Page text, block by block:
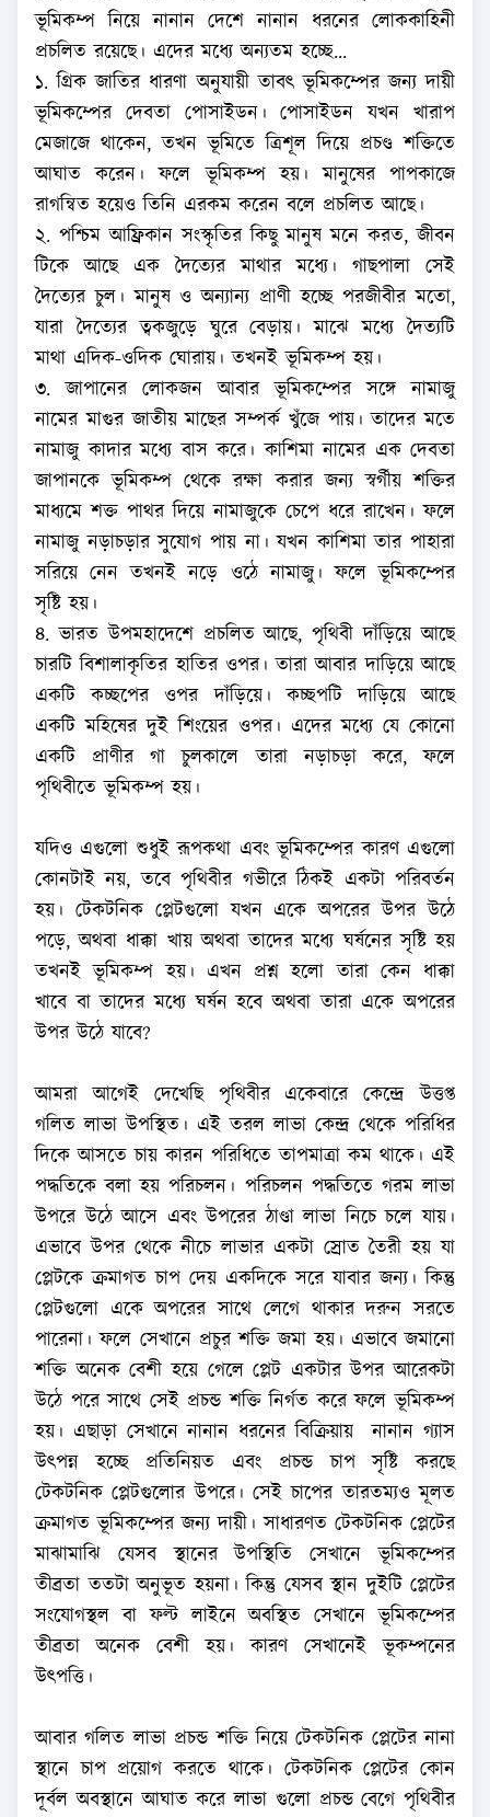
ভূমিকম্প নিয়ে নানান দেশে নানান ধরনের লোককাহিনী
প্রচলিত রয়েছে। এদের মধ্যে অন্যতম হচ্ছে...
১. গ্রিক জাতির ধারণা অনুযায়ী তাবৎ ভূমিকম্পের জন্য দায়ী
ভূমিকম্পের দেবতা পোসাইডন। পোসাইডন যখন খারাপ
মেজাজে থাকেন, তখন ভূমিতে ত্রিশূল দিয়ে প্রচণ্ড শক্তিতে
আঘাত করেন। ফলে ভূমিকম্প হয়। মানুষের পাপকাজে
রাগন্বিত হয়েও তিনি এরকম করেন বলে প্রচলিত আছে।
২. পশ্চিম আফ্রিকান সংস্কৃতির কিছু মানুষ মনে করত, জীবন
টিকে আছে এক দৈত্যের মাথার মধ্যে। গাছপালা সেই
দৈত্যের চুল। মানুষ ও অন্যান্য প্রাণী হচ্ছে পরজীবীর মতো,
যারা দৈত্যের ত্বকজুড়ে ঘুরে বেড়ায়। মাঝে মধ্যে দৈত্যটি
মাথা এদিক-ওদিক ঘোরায়। তখনই ভূমিকম্প হয়।
৩. জাপানের লোকজন আবার ভূমিকম্পের সঙ্গে নামাজু
নামের মাগুর জাতীয় মাছের সম্পর্ক খুঁজে পায়। তাদের মতে
নামাজু কাদার মধ্যে বাস করে। কাশিমা নামের এক দেবতা
জাপানকে ভূমিকম্প থেকে রক্ষা করার জন্য স্বর্গীয় শক্তির
মাধ্যমে শক্ত পাথর দিয়ে নামাজুকে চেপে ধরে রাখেন। ফলে
নামাজু নড়াচড়ার সুযোগ পায় না। যখন কাশিমা তার পাহারা
সরিয়ে নেন তখনই নড়ে ওঠে নামাজু। ফলে ভূমিকম্পের
সৃষ্টি হয়।
৪. ভারত উপমহাদেশে প্রচলিত আছে, পৃথিবী দাঁড়িয়ে আছে
চারটি বিশালাকৃতির হাতির ওপর। তারা আবার দাড়িয়ে আছে
একটি কচ্ছপের ওপর দাঁড়িয়ে। কচ্ছপটি দাড়িয়ে আছে
একটি মহিষের দুই শিংয়ের ওপর। এদের মধ্যে যে কোনো
একটি প্রাণীর গা চুলকালে তারা নড়াচড়া করে, ফলে
পৃথিবীতে ভূমিকম্প হয়।
যদিও এগুলো শুধুই রূপকথা এবং ভূমিকম্পের কারণ এগুলো
কোনটাই নয়, তবে পৃথিবীর গভীরে ঠিকই একটা পরিবর্তন
হয়। টেকটনিক প্লেটগুলো যখন একে অপরের উপর উঠে
পড়ে, অথবা ধাক্কা খায় অথবা তাদের মধ্যে ঘর্ষনের সৃষ্টি হয়
তখনই ভূমিকম্প হয়। এখন প্রশ্ন হলো তারা কেন ধাক্কা
খাবে বা তাদের মধ্যে ঘর্ষন হবে অথবা তারা একে অপরের
উপর উঠে যাবে?
আমরা আগেই দেখেছি পৃথিবীর একেবারে কেন্দ্রে উত্তপ্ত
গলিত লাভা উপস্থিত। এই তরল লাভা কেন্দ্র থেকে পরিধির
দিকে আসতে চায় কারন পরিধিতে তাপমাত্রা কম থাকে। এই
পদ্ধতিকে বলা হয় পরিচলন। পরিচলন পদ্ধতিতে গরম লাভা
উপরে উঠে আসে এবং উপরের ঠাণ্ডা লাভা নিচে চলে যায়।
এভাবে উপর থেকে নীচে লাভার একটা স্রোত তৈরী হয় যা
প্লেটকে ক্রমাগত চাপ দেয় একদিকে সরে যাবার জন্য। কিন্তু
প্লেটগুলো একে অপরের সাথে লেগে থাকার দরুন সরতে
পারেনা। ফলে সেখানে প্রচুর শক্তি জমা হয়। এভাবে জমানো
শক্তি অনেক বেশী হয়ে গেলে প্লেট একটার উপর আরেকটা
উঠে পরে সাথে সেই প্রচন্ড শক্তি নির্গত করে ফলে ভূমিকম্প
হয়। এছাড়া সেখানে নানান ধরনের বিক্রিয়ায় নানান গ্যাস
উৎপন্ন হচ্ছে প্রতিনিয়ত এবং প্রচন্ড চাপ সৃষ্টি করছে
টেকটনিক প্লেটগুলোর উপরে। সেই চাপের তারতম্যও মূলত
ক্রমাগত ভূমিকম্পের জন্য দায়ী। সাধারণত টেকটনিক প্লেটের
মাঝামাঝি যেসব স্থানের উপস্থিতি সেখানে ভূমিকম্পের
তীব্রতা ততটা অনুভূত হয়না। কিন্তু যেসব স্থান দুইটি প্লেটের
সংযোগস্থল বা ফল্ট লাইনে অবস্থিত সেখানে ভূমিকম্পের
তীব্রতা অনেক বেশী হয়। কারণ সেখানেই ভূকম্পনের
উৎপত্তি।
আবার গলিত লাভা প্রচন্ড শক্তি নিয়ে টেকটনিক প্লেটের নানা
স্থানে চাপ প্রয়োগ করতে থাকে। টেকটনিক প্লেটের কোন
দূর্বল অবস্থানে আঘাত করে লাভা গুলো প্রচন্ড বেগে পৃথিবীর